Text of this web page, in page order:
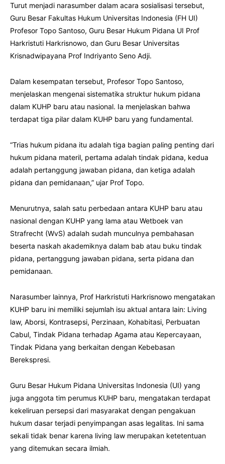
Turut menjadi narasumber dalam acara sosialisasi tersebut,
Guru Besar Fakultas Hukum Universitas Indonesia (FH UI)
Profesor Topo Santoso, Guru Besar Hukum Pidana UI Prof
Harkristuti Harkrisnowo, dan Guru Besar Universitas
Krisnadwipayana Prof Indriyanto Seno Adji.
Dalam kesempatan tersebut, Profesor Topo Santoso,
menjelaskan mengenai sistematika struktur hukum pidana
dalam KUHP baru atau nasional. Ia menjelaskan bahwa
terdapat tiga pilar dalam KUHP baru yang fundamental.
“Trias hukum pidana itu adalah tiga bagian paling penting dari
hukum pidana materil, pertama adalah tindak pidana, kedua
adalah pertanggung jawaban pidana, dan ketiga adalah
pidana dan pemidanaan,” ujar Prof Topo.
Menurutnya, salah satu perbedaan antara KUHP baru atau
nasional dengan KUHP yang lama atau Wetboek van
Strafrecht (WvS) adalah sudah munculnya pembahasan
beserta naskah akademiknya dalam bab atau buku tindak
pidana, pertanggung jawaban pidana, serta pidana dan
pemidanaan.
Narasumber lainnya, Prof Harkristuti Harkrisnowo mengatakan
KUHP baru ini memiliki sejumlah isu aktual antara lain: Living
law, Aborsi, Kontrasepsi, Perzinaan, Kohabitasi, Perbuatan
Cabul, Tindak Pidana terhadap Agama atau Kepercayaan,
Tindak Pidana yang berkaitan dengan Kebebasan
Berekspresi.
Guru Besar Hukum Pidana Universitas Indonesia (UI) yang
juga anggota tim perumus KUHP baru, mengatakan terdapat
kekeliruan persepsi dari masyarakat dengan pengakuan
hukum dasar terjadi penyimpangan asas legalitas. Ini sama
sekali tidak benar karena living law merupakan ketetentuan
yang ditemukan secara ilmiah.